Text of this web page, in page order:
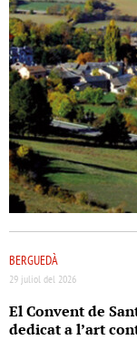
BERGUEDÀ
29 juliol del 2026
El Convent de
dedicat a l’art